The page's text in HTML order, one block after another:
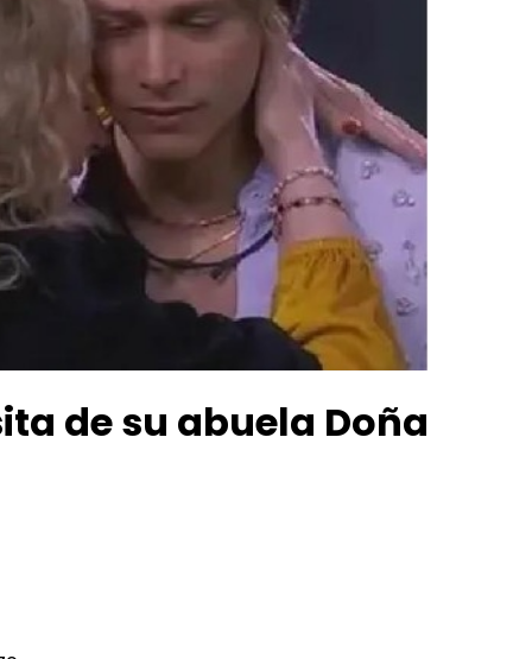
de su abuela Doña